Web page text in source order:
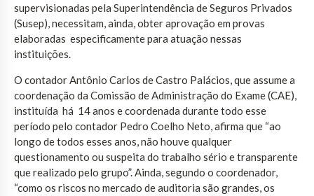
supervisionadas pela Superintendência de Seguros Privados
(Susep), necessitam, ainda, obter aprovação em provas
elaboradas especificamente para atuação nessas
instituições.
O contador Antônio Carlos de Castro Palácios, que assume a
coordenação da Comissão de Administração do Exame (CAE),
instituída há 14 anos e coordenada durante todo esse
período pelo contador Pedro Coelho Neto, afirma que “ao
longo de todos esses anos, não houve qualquer
questionamento ou suspeita do trabalho sério e transparente
que realizado pelo grupo”. Ainda, segundo o coordenador,
“como os riscos no mercado de auditoria são grandes, os